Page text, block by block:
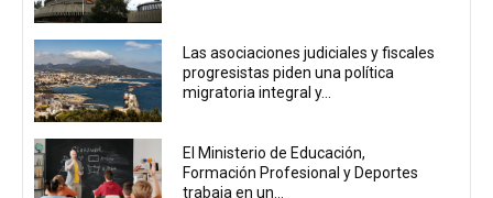
Las asociaciones judiciales y fiscales
progresistas piden una política
migratoria integral y...
El Ministerio de Educación,
Formación Profesional y Deportes
trabaja en un...